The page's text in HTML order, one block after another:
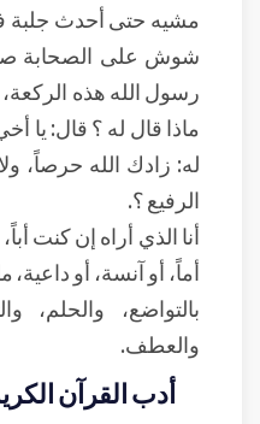
مشيه حتى أحدث جلبة
شوش على الصحابة
رسول الله هذه
ماذا قال له ؟ قال: يا
له: زادك الله حرصاً،
الرفيع ؟.
أنا الذي أراه إن كنت
أماً، أو آنسة، أو
بالتواضع، والحلم،
والعطف.
أدب القرآن